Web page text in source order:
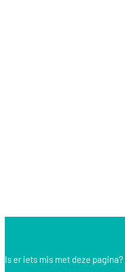
Is er iets mis met deze pagina?